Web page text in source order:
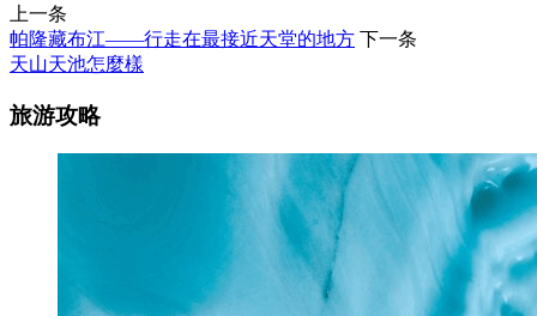
上一条
帕隆藏布江——行走在最接近天堂的地方 下一条
天山天池怎麼樣
旅游攻略